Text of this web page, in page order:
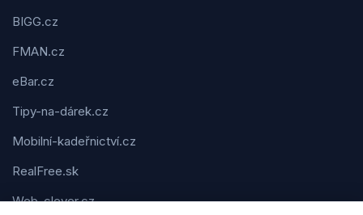
BIGG.cz
FMAN.cz
eBar.cz
Tipy-na-dárek.cz
Mobilní-kadeřnictví.cz
RealFree.sk
Web-clever.cz